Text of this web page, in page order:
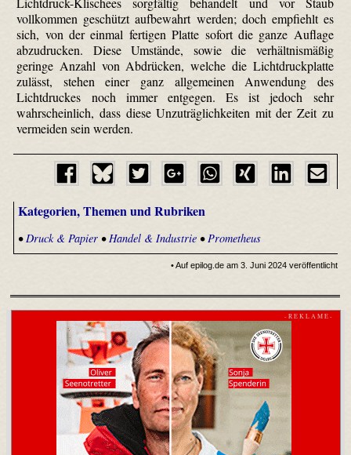
vollkommen geschützt aufbewahrt werden; doch empfiehlt es
sich, von der einmal fertigen Platte sofort die ganze Auflage
abzudrucken. Diese Umstände, sowie die verhältnismäßig
geringe Anzahl von Abdrücken, welche die Lichtdruckplatte
zulässt, stehen einer ganz allgemeinen Anwendung des
Lichtdruckes noch immer entgegen. Es ist jedoch sehr
wahrscheinlich, dass diese Unzuträglichkeiten mit der Zeit zu
vermeiden sein werden.
Kategorien, Themen und Rubriken
•Druck & Papier•Handel & Industrie•Prometheus
• Auf epilog.de am 3. Juni 2024 veröffentlicht
- R E K L A M E -